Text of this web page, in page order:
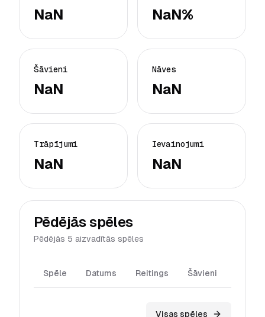
NaN NaN%
Šāvieni
NaN
Nāves
NaN
Trāpījumi
NaN
Ievainojumi
NaN
Pēdējās spēles
Pēdējās 5 aizvadītās spēles
Spēle Datums Reitings Šāvieni
Visas spēles